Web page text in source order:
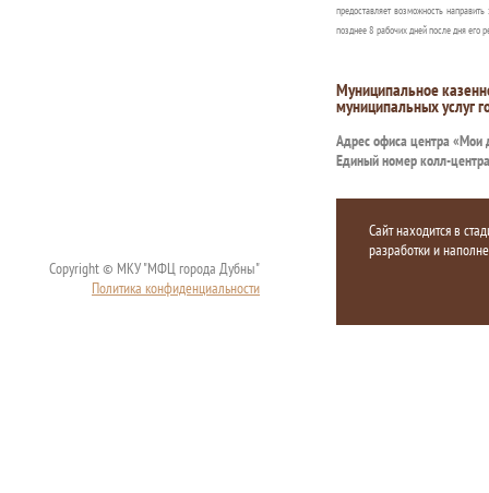
предоставляет возможность
позднее 8 рабочих дней после дня его
Муниципальное
муниципальных услуг
Адрес офиса центра «Мои
Единый номер колл-
Copyright © МКУ "МФЦ города Дубны"
Политика конфиденциальности
Сайт находится в
разработки и